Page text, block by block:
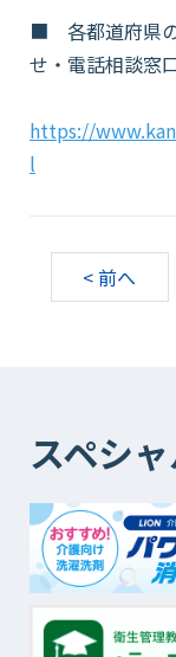
■ 各都道府県の
せ・電話相談窓
https://
l
< 前へ
スペシ